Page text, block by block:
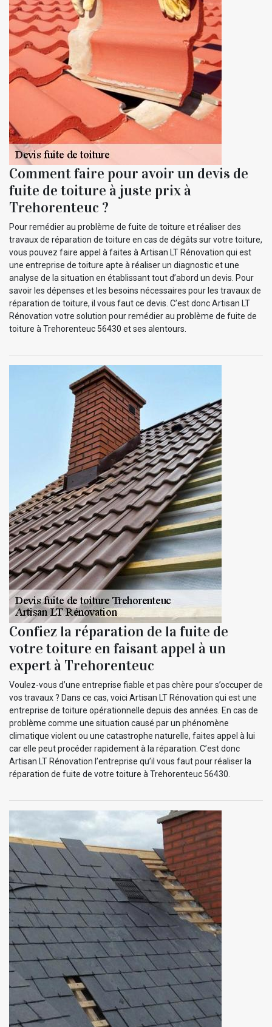
Comment faire pour avoir un devis de
fuite de toiture à juste prix à
Trehorenteuc ?
Pour remédier au problème de fuite de toiture et réaliser des
travaux de réparation de toiture en cas de dégâts sur votre toiture,
vous pouvez faire appel à faites à Artisan LT Rénovation qui est
une entreprise de toiture apte à réaliser un diagnostic et une
analyse de la situation en établissant tout d’abord un devis. Pour
savoir les dépenses et les besoins nécessaires pour les travaux de
réparation de toiture, il vous faut ce devis. C’est donc Artisan LT
Rénovation votre solution pour remédier au problème de fuite de
toiture à Trehorenteuc 56430 et ses alentours.
Confiez la réparation de la fuite de
votre toiture en faisant appel à un
expert à Trehorenteuc
Voulez-vous d’une entreprise fiable et pas chère pour s’occuper de
vos travaux ? Dans ce cas, voici Artisan LT Rénovation qui est une
entreprise de toiture opérationnelle depuis des années. En cas de
problème comme une situation causé par un phénomène
climatique violent ou une catastrophe naturelle, faites appel à lui
car elle peut procéder rapidement à la réparation. C’est donc
Artisan LT Rénovation l’entreprise qu’il vous faut pour réaliser la
réparation de fuite de votre toiture à Trehorenteuc 56430.